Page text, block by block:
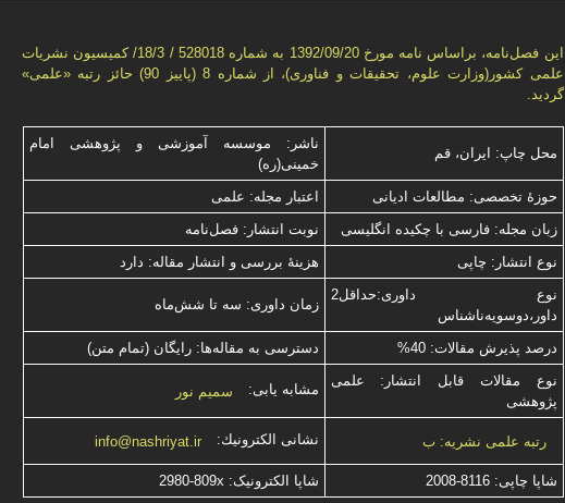
این فصل‌نامه، براساس نامه مورخ 1392/09/20 به شماره 528018 / 18/3/ كمیسیون نشریات
علمی كشور(وزارت علوم، تحقیقات و فناوری)، از شماره 8 (پاییز 90) حائز رتبه «علمی»
گردید.
محل چاپ: ایران، قم
ناشر: موسسه آموزشی و پژوهشی امام
خمینی(ره)
حوزۀ تخصصی: مطالعات ادیانی
اعتبار مجله: علمی
زبان مجله: فارسی با چكیده انگلیسی
نوبت انتشار: فصل‌نامه
نوع انتشار: چاپی
هزینۀ بررسی و انتشار مقاله: دارد
نوع داوری:حداقل2
داور،دوسویه‌ناشناس
زمان داوری: سه تا شش‌ماه
درصد پذیرش مقالات: 40%
دسترسی به مقاله‌ها: رایگان (تمام متن)
نوع مقالات قابل انتشار: علمی
پژوهشی
مشابه یابی: سمیم نور
رتبه علمی نشریه: ب نشانی الكترونیك: info@nashriyat.ir
شاپا چاپی:2008-8116 شاپا الکترونیک: 2980-809x